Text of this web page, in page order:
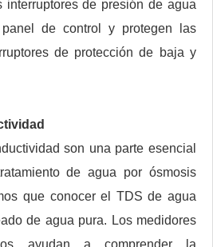
interruptores de presión de agua
de control y protegen las
de protección de baja y
son una parte esencial
de agua por ósmosis
que conocer el TDS de agua
de agua pura. Los medidores